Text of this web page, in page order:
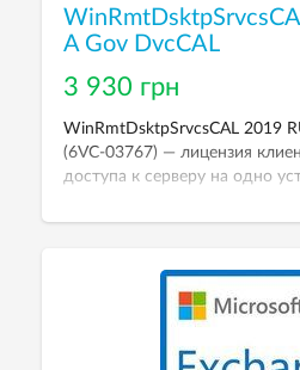
A Gov DvcCAL
3 930 грн
WinRmtDsktpSrvcsCAL 2019
(6VC-03767) — лицензия
доступа к серверу на одно